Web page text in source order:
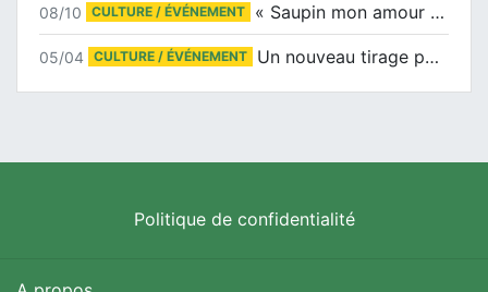
08/10 CULTURE / ÉVÉNEMENT « Saupin mon amour » au salon du livre de Trentemoult
05/04 CULTURE / ÉVÉNEMENT Un nouveau tirage pour le Docu-BD
Politique de confidentialité